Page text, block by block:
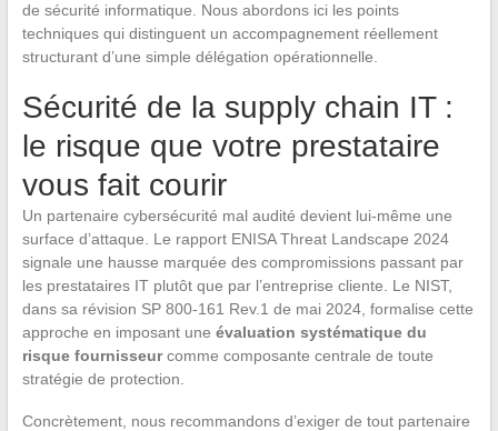
de sécurité informatique. Nous abordons ici les points
techniques qui distinguent un accompagnement réellement
structurant d’une simple délégation opérationnelle.
Sécurité de la supply chain IT :
le risque que votre prestataire
vous fait courir
Un partenaire cybersécurité mal audité devient lui-même une
surface d’attaque. Le rapport ENISA Threat Landscape 2024
signale une hausse marquée des compromissions passant par
les prestataires IT plutôt que par l’entreprise cliente. Le NIST,
dans sa révision SP 800-161 Rev.1 de mai 2024, formalise cette
approche en imposant une évaluation systématique du
risque fournisseurcomme composante centrale de toute
stratégie de protection.
Concrètement, nous recommandons d’exiger de tout partenaire